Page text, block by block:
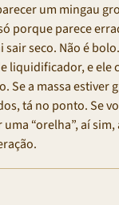
um mingau
porque parece
sair seco. Não é
liquidificador, e ele
Se a massa estiver
tá no ponto. Se
“orelha”, aí